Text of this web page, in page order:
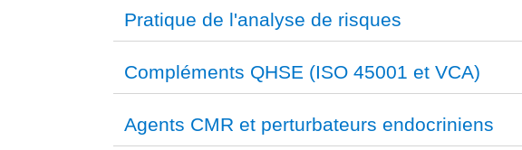
Pratique de l'analyse de risques
Compléments QHSE (ISO 45001 et VCA)
Agents CMR et perturbateurs endocriniens